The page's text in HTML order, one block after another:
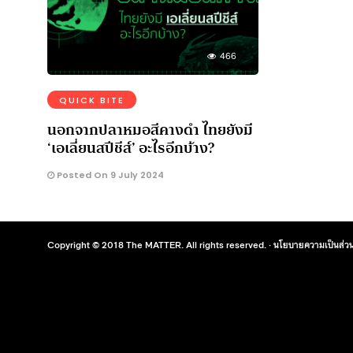
466
QUICK BITE
นอกจากปลาหมอสีคางดำ ไทยยังมี
‘เอเลี่ยนสปีชีส์’ อะไรอีกบ้าง?
Posted On 9 July 2024
Copyright © 2018 The MATTER. All rights reserved. ·นโยบายความเป็นส่ว